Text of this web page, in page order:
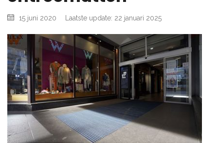
15 juni 2020 Laatste update: 22 januari 2025